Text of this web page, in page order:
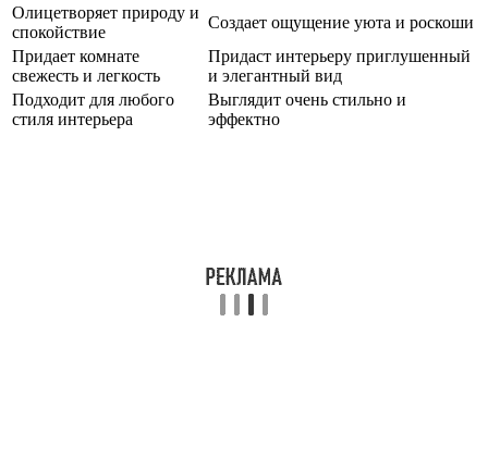
Олицетворяет природу и
спокойствие
Создает ощущение уюта и роскоши
Придает комнате
свежесть и легкость
Придаст интерьеру приглушенный
и элегантный вид
Подходит для любого
стиля интерьера
Выглядит очень стильно и
эффектно